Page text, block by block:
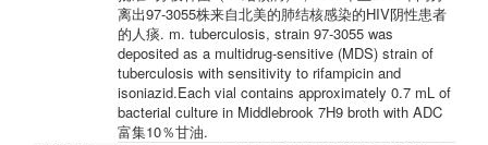
离出97-3055株来自北美的肺结核感染的HIV阴性患者
的人痰. m. tuberculosis, strain 97-3055 was
deposited as a multidrug-sensitive (MDS) strain of
tuberculosis with sensitivity to rifampicin and
isoniazid.Each vial contains approximately 0.7 mL of
bacterial culture in Middlebrook 7H9 broth with ADC
富集10％甘油.